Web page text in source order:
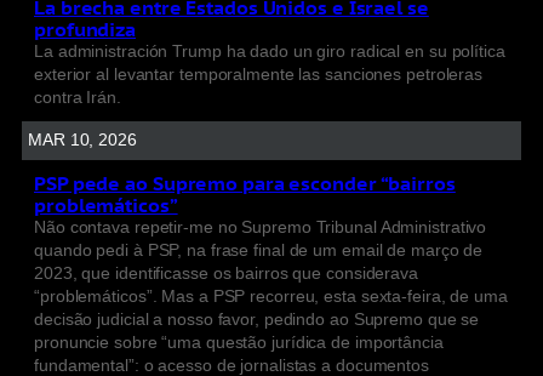
La brecha entre Estados Unidos e Israel se
profundiza
La administración Trump ha dado un giro radical en su política
exterior al levantar temporalmente las sanciones petroleras
contra Irán.
MAR 10, 2026
PSP pede ao Supremo para esconder “bairros
problemáticos”
Não contava repetir-me no Supremo Tribunal Administrativo
quando pedi à PSP, na frase final de um email de março de
2023, que identificasse os bairros que considerava
“problemáticos”. Mas a PSP recorreu, esta sexta-feira, de uma
decisão judicial a nosso favor, pedindo ao Supremo que se
pronuncie sobre “uma questão jurídica de importância
fundamental”: o acesso de jornalistas a documentos